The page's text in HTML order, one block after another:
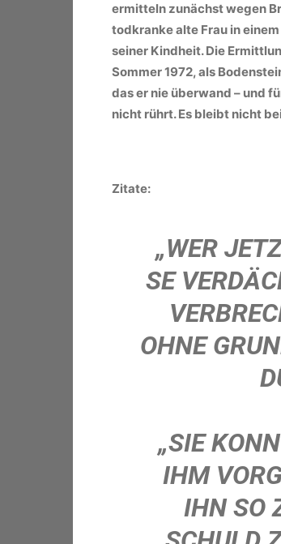
ermitteln zunächst wegen
todkranke alte Frau in
seiner Kindheit. Die
Sommer 1972, als
das er nie überwand – und
nicht rührt. Es bleibt nicht
Zitate:
„WER
SE
OHNE
„SIE
IHM
IHN SO